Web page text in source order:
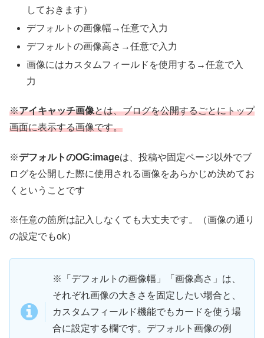
しておきます）
デフォルトの画像幅→任意で入力
デフォルトの画像高さ→任意で入力
画像にはカスタムフィールドを使用する→任意で入
力
※アイキャッチ画像とは、ブログを公開するごとにトップ
画面に表示する画像です。
※デフォルトのOG:imageは、投稿や固定ページ以外でブ
ログを公開した際に使用される画像をあらかじめ決めてお
くということです
※任意の箇所は記入しなくても大丈夫です。（画像の通り
の設定でもok）
※「デフォルトの画像幅」「画像高さ」は、
それぞれ画像の大きさを固定したい場合と、
カスタムフィールド機能でもカードを使う場
合に設定する欄です。デフォルト画像の例